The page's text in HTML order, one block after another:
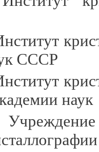
СССР
наук